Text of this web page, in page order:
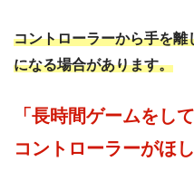
コントローラーから手を
になる場合があります。
「長時間ゲームをし
コントローラーがほし